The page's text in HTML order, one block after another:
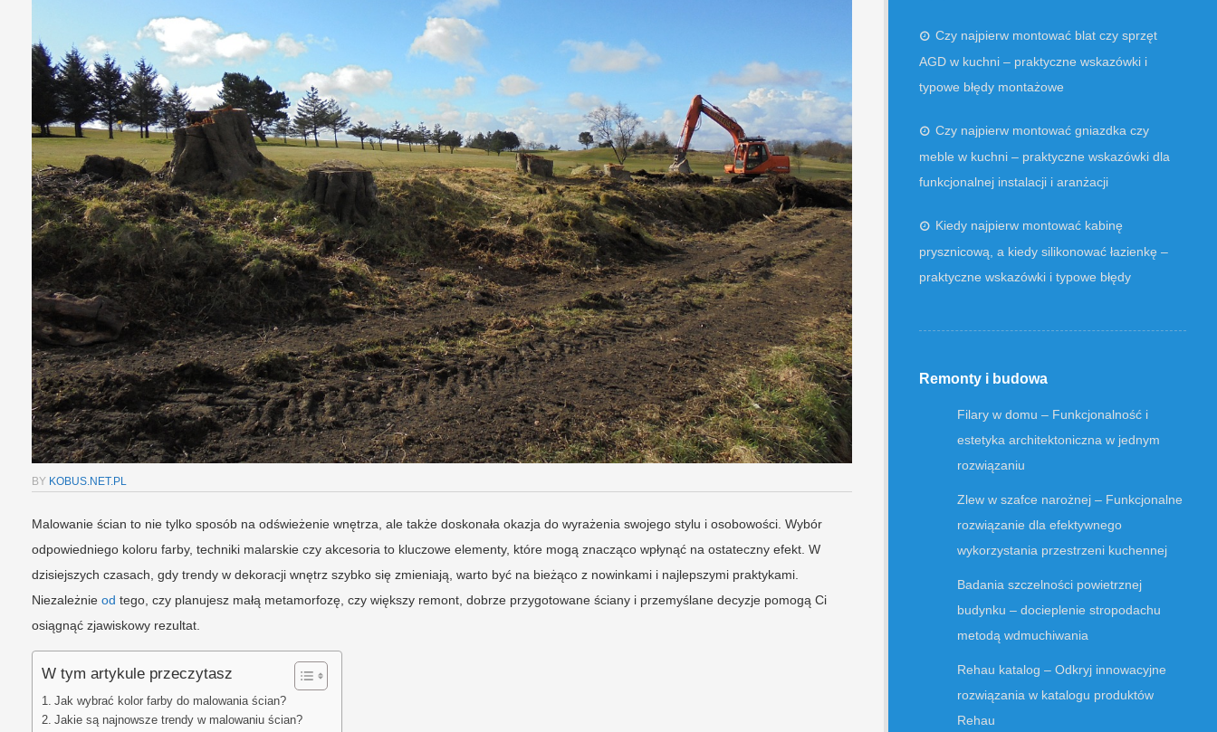
BY KOBUS.NET.PL
Malowanie ścian to nie tylko sposób na odświeżenie wnętrza, ale także doskonała okazja do wyrażenia swojego stylu i osobowości. Wybór
odpowiedniego koloru farby, techniki malarskie czy akcesoria to kluczowe elementy, które mogą znacząco wpłynąć na ostateczny efekt. W
dzisiejszych czasach, gdy trendy w dekoracji wnętrz szybko się zmieniają, warto być na bieżąco z nowinkami i najlepszymi praktykami.
Niezależnie od tego, czy planujesz małą metamorfozę, czy większy remont, dobrze przygotowane ściany i przemyślane decyzje pomogą Ci
osiągnąć zjawiskowy rezultat.
W tym artykule przeczytasz
Jak wybrać kolor farby do malowania ścian?
Jakie są najnowsze trendy w malowaniu ścian?
Czy najpierw montować blat czy sprzęt
AGD w kuchni – praktyczne wskazówki i
typowe błędy montażowe
Czy najpierw montować gniazdka czy
meble w kuchni – praktyczne wskazówki dla
funkcjonalnej instalacji i aranżacji
Kiedy najpierw montować kabinę
prysznicową, a kiedy silikonować łazienkę –
praktyczne wskazówki i typowe błędy
Remonty i budowa
Filary w domu – Funkcjonalność i
estetyka architektoniczna w jednym
rozwiązaniu
Zlew w szafce narożnej – Funkcjonalne
rozwiązanie dla efektywnego
wykorzystania przestrzeni kuchennej
Badania szczelności powietrznej
budynku – docieplenie stropodachu
metodą wdmuchiwania
Rehau katalog – Odkryj innowacyjne
rozwiązania w katalogu produktów
Rehau